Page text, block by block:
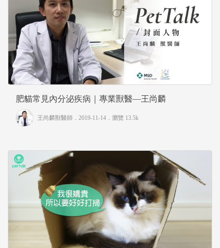
肥貓常見內分泌疾病｜專業獸醫—王尚麟
王尚麟獸醫師 ．2019-11-14． 瀏覽 13.5k